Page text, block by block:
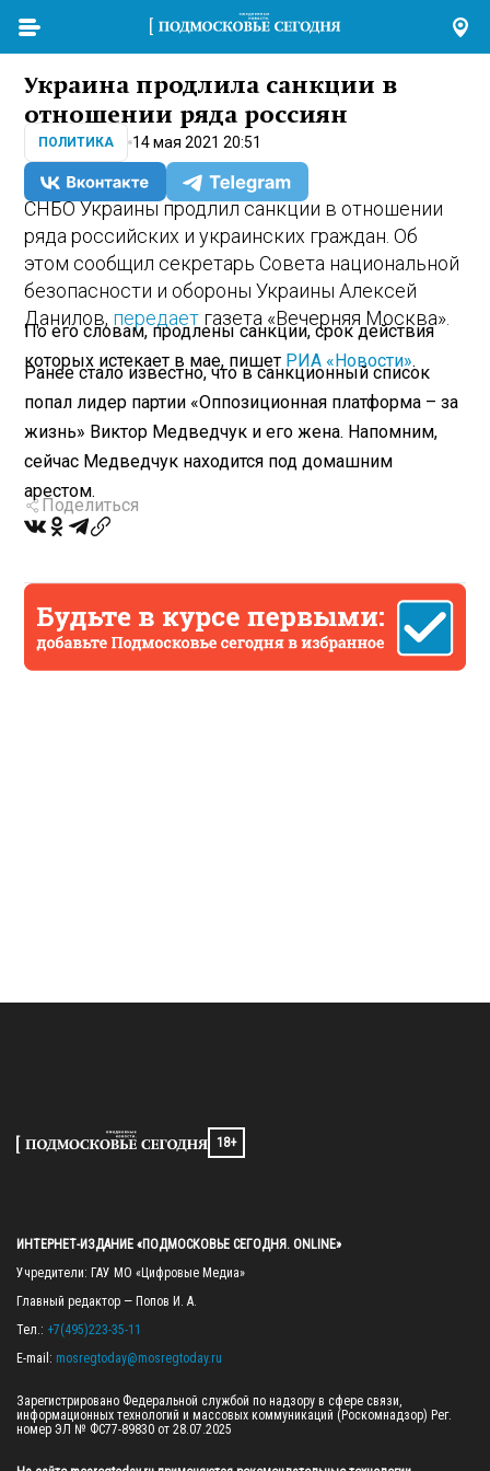
Украина продлила санкции в
отношении ряда россиян
ПОЛИТИКА 14 мая 2021 20:51
СНБО Украины продлил санкции в отношении
ряда российских и украинских граждан. Об
этом сообщил секретарь Совета национальной
безопасности и обороны Украины Алексей
Данилов, передает газета «Вечерняя Москва».
По его словам, продлены санкции, срок действия
которых истекает в мае, пишет РИА «Новости».
Ранее стало известно, что в санкционный список
попал лидер партии «Оппозиционная платформа – за
жизнь» Виктор Медведчук и его жена. Напомним,
сейчас Медведчук находится под домашним
арестом.
Поделиться
18+
ИНТЕРНЕТ-ИЗДАНИЕ «ПОДМОСКОВЬЕ СЕГОДНЯ. ONLINE»
Учредители: ГАУ МО «Цифровые Медиа»
Главный редактор — Попов И. А.
Тел.: +7(495)223-35-11
E-mail: mosregtoday@mosregtoday.ru
Зарегистрировано Федеральной службой по надзору в сфере связи,
информационных технологий и массовых коммуникаций (Роскомнадзор) Рег.
номер ЭЛ № ФС77-89830 от 28.07.2025